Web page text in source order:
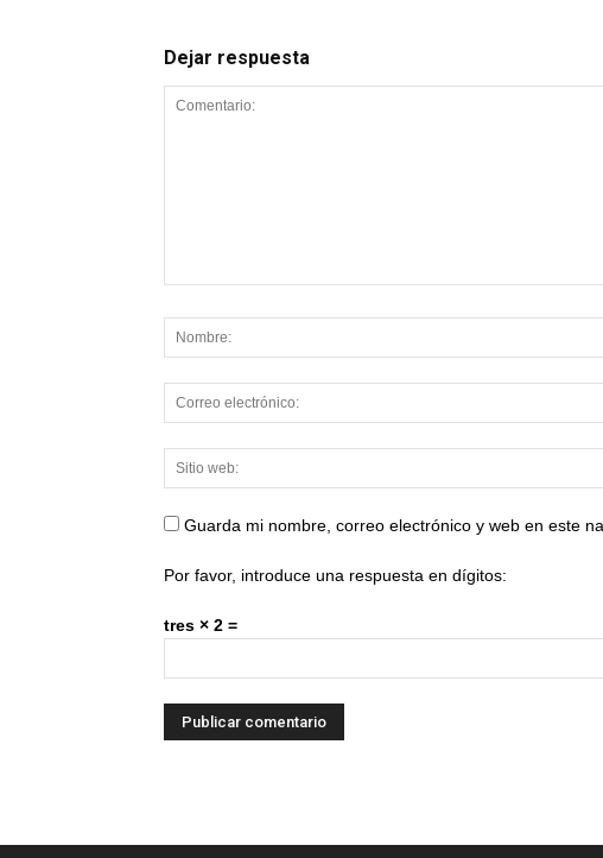
Dejar respuesta
Guarda mi nombre, correo electrónico y web en este
Por favor, introduce una respuesta en dígitos:
tres × 2 =